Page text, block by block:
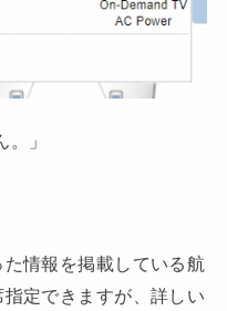
」
情報を掲載している航
定できますが、詳しい